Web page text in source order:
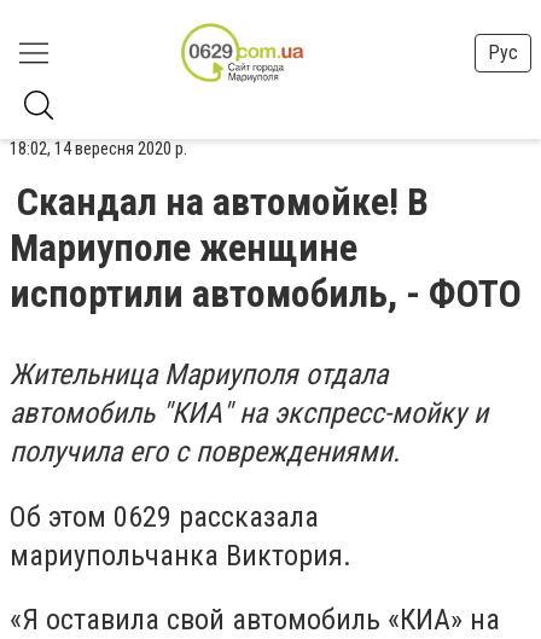
Рус
18:02, 14 вересня 2020 р.
Скандал на автомойке! В
Мариуполе женщине
испортили автомобиль, - ФОТО
Жительница Мариуполя отдала
автомобиль "КИА" на экспресс-мойку и
получила его с повреждениями.
Об этом 0629 рассказала
мариупольчанка Виктория.
«Я оставила свой автомобиль «КИА» на